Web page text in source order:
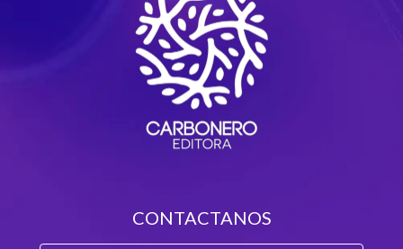
CONTACTANOS